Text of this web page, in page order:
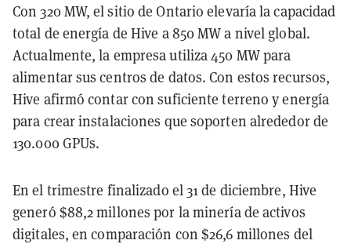
Con 320 MW, el sitio de Ontario elevaría la capacidad
total de energía de Hive a 850 MW a nivel global.
Actualmente, la empresa utiliza 450 MW para
alimentar sus centros de datos. Con estos recursos,
Hive afirmó contar con suficiente terreno y energía
para crear instalaciones que soporten alrededor de
130.000 GPUs.
En el trimestre finalizado el 31 de diciembre, Hive
generó $88,2 millones por la minería de activos
digitales, en comparación con $26,6 millones del